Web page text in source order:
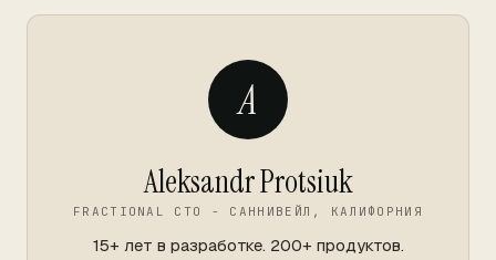
A
Aleksandr Protsiuk
FRACTIONAL CTO - САННИВЕЙЛ, КАЛИФОРНИЯ
15+ лет в разработке. 200+ продуктов.